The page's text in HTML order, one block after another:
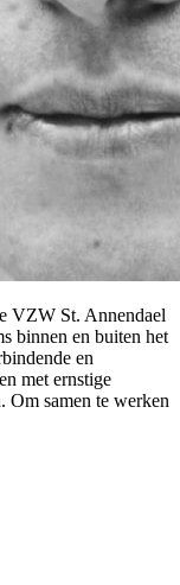
VZW St. Annendael
binnen en buiten het
en
met ernstige
Om samen te werken